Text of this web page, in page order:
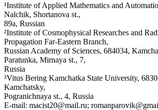
¹Institute of Applied Mathematics and
Nalchik, Shortanova st.,
89a, Russian
²Institute of Cosmophysical Researches and
Propagation Far-Eastern Branch,
Russian Academy of Sciences, 684034,
Paratunka, Mirnaya st., 7,
Russia
³Vitus Bering Kamchatka State University,
Kamchatsky,
Pogranichnaya st., 4, Russia
E-mail: macist20@mail.ru;